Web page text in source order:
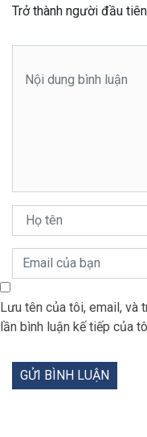
Trở thành người đầu
Lưu tên của tôi, email, và
lần bình luận kế tiếp của